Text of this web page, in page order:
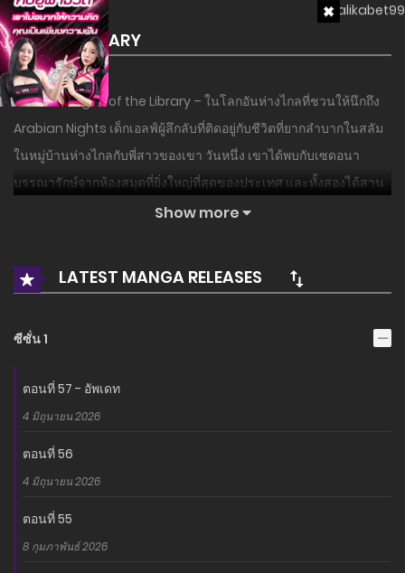
SUMMARY
เรื่องย่อ : Magus of the Library – ในโลกอันห่างไกลที่ชวนให้นึกถึง
Arabian Nights เด็กเอลฟ์ผู้ลึกลับที่ติดอยู่กับชีวิตที่ยากลำบากในสลัม
ในหมู่บ้านห่างไกลกับพี่สาวของเขา วันหนึ่ง เขาได้พบกับเซดอนา
บรรณารักษ์จากห้องสมุดที่ยิ่งใหญ่ที่สุดของประเทศ และทั้งสองได้สาน
สัมพันธ์กันเมื่อพวกเขาเริ่มการผจญภัยในโลกมหัศจรรย์และ
อ่านเรื่องนี้ก่อนใครได้ที่ MANGA-LC.NET เท่านั้น!
Show more
LATEST MANGA RELEASES
ซีซั่น 1
ตอนที่ 57 - อัพเดท
4 มิถุนายน 2026
ตอนที่ 56
4 มิถุนายน 2026
ตอนที่ 55
8 กุมภาพันธ์ 2026